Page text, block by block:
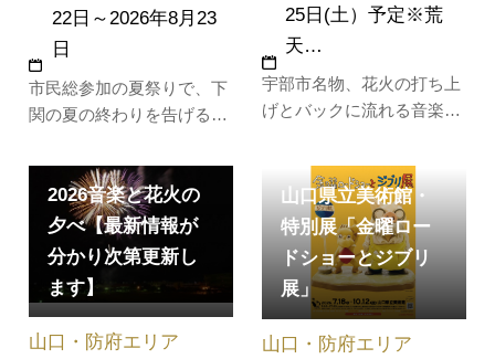
市民総参加の夏祭りで、下
関の夏の終わりを告げるお
ン会場に、JR下関駅から唐
戸周辺の各所でたくさんの
夜店が並び、歌と踊りをテ
ーマに街全体が賑やかに盛
り上がります。約2000人の
踊り手が参加する最終日の
通信使行…
22日～2026年8月23
日
宇部市名物、花火の打ち上
げとバックに流れる音楽を
ロさせる“音楽花火”が名物
の、例年約3万人以上が訪
れる人気イベントです。会
場となる宇部港はJR琴芝駅
から徒歩約15分とアクセス
も良好。会場近くには多く
の屋台が並び、地元グ…
25日(土）予定※荒
天…
2026音楽と花火の
夕べ【最新情報が
分かり次第更新し
ます】
山口・防府エリア
山口県立美術館・
特別展「金曜ロー
ドショーとジブリ
展」
山口・防府エリア